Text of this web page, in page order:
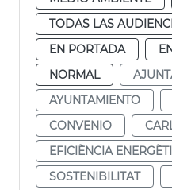
TODAS LAS
EN PORTADA
NORMAL
AYUNTAMIENTO
CONVENIO
EFICIÈNCIA
SOSTENIBILITAT